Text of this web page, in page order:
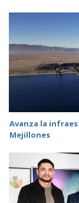
Avanza la
Mejillones